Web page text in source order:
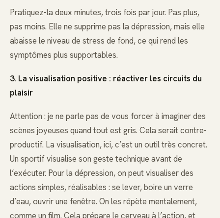
Pratiquez-la deux minutes, trois fois par jour. Pas plus,
pas moins. Elle ne supprime pas la dépression, mais elle
abaisse le niveau de stress de fond, ce qui rend les
symptômes plus supportables.
3. La visualisation positive : réactiver les circuits du
plaisir
Attention : je ne parle pas de vous forcer à imaginer des
scènes joyeuses quand tout est gris. Cela serait contre-
productif. La visualisation, ici, c’est un outil très concret.
Un sportif visualise son geste technique avant de
l’exécuter. Pour la dépression, on peut visualiser des
actions simples, réalisables : se lever, boire un verre
d’eau, ouvrir une fenêtre. On les répète mentalement,
comme un film. Cela prépare le cerveau à l’action, et